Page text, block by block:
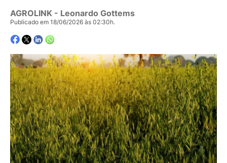
AGROLINK - Leonardo Gottems
Publicado em 18/06/2026 às 02:30h.